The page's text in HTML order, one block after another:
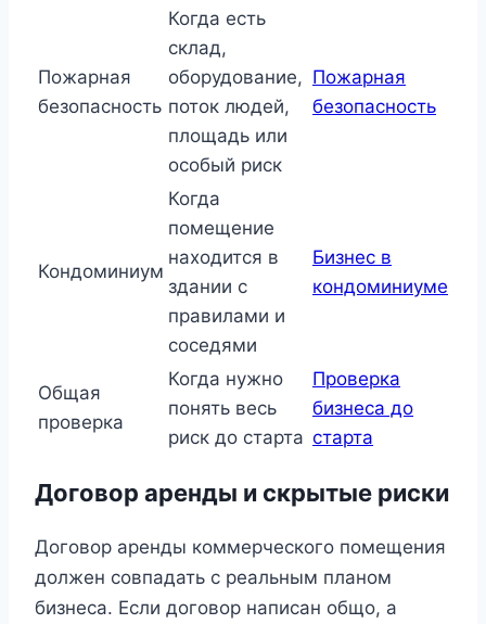
Пожарная
безопасность
Когда есть
склад,
оборудование,
поток людей,
площадь или
особый риск
Пожарная
безопасность
Кондоминиум
Когда
помещение
находится в
здании с
правилами и
соседями
Бизнес в
кондоминиуме
Общая
проверка
Когда нужно
понять весь
риск до старта
Проверка
бизнеса до
старта
Договор аренды и скрытые риски
Договор аренды коммерческого помещения
должен совпадать с реальным планом
бизнеса. Если договор написан общо, а